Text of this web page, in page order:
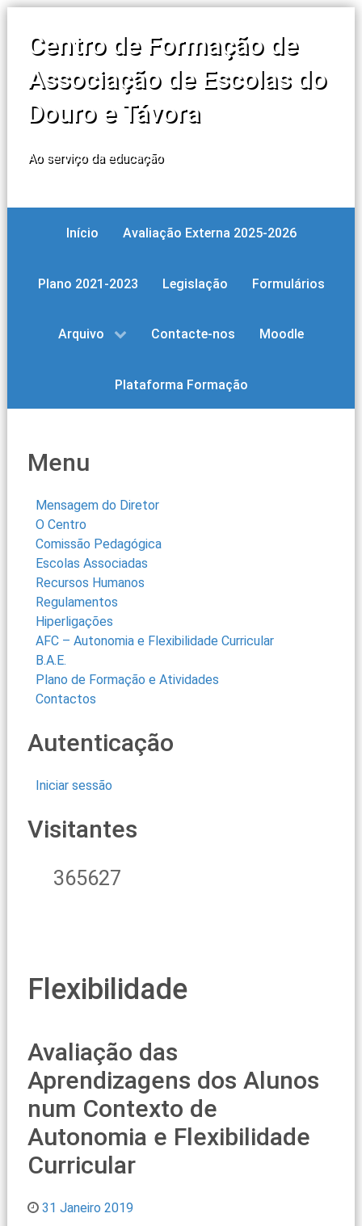
Centro de Formação de
Associação de Escolas do
Douro e Távora
Ao serviço da educação
Início Avaliação Externa 2025-2026
Plano 2021-2023 Legislação Formulários
Arquivo Contacte-nos Moodle
Plataforma Formação
Menu
Mensagem do Diretor
O Centro
Comissão Pedagógica
Escolas Associadas
Recursos Humanos
Regulamentos
Hiperligações
AFC – Autonomia e Flexibilidade Curricular
B.A.E.
Plano de Formação e Atividades
Contactos
Autenticação
Iniciar sessão
Visitantes
365627
Flexibilidade
Avaliação das
Aprendizagens dos Alunos
num Contexto de
Autonomia e Flexibilidade
Curricular
31 Janeiro 2019